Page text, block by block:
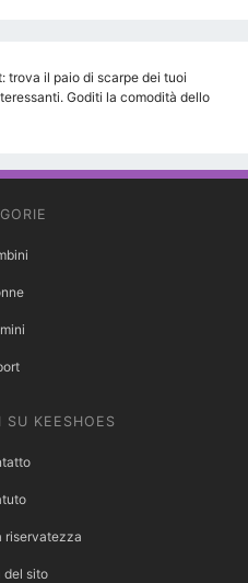
trova il paio di scarpe dei tuoi
Goditi la comodità dello
SU KEESHOES
riservatezza
del sito